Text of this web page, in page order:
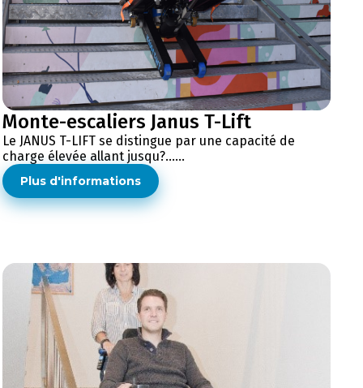
Monte-escaliers Janus T-Lift
Le JANUS T-LIFT se distingue par une capacité de
charge élevée allant jusqu?......
Plus d'informations